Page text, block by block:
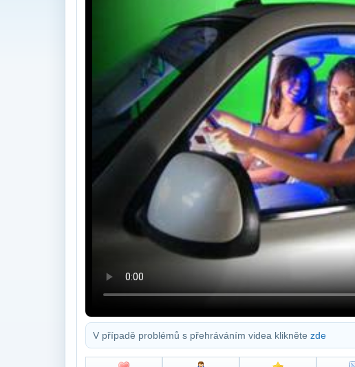
V případě problémů s přehráváním videa klikněte zde